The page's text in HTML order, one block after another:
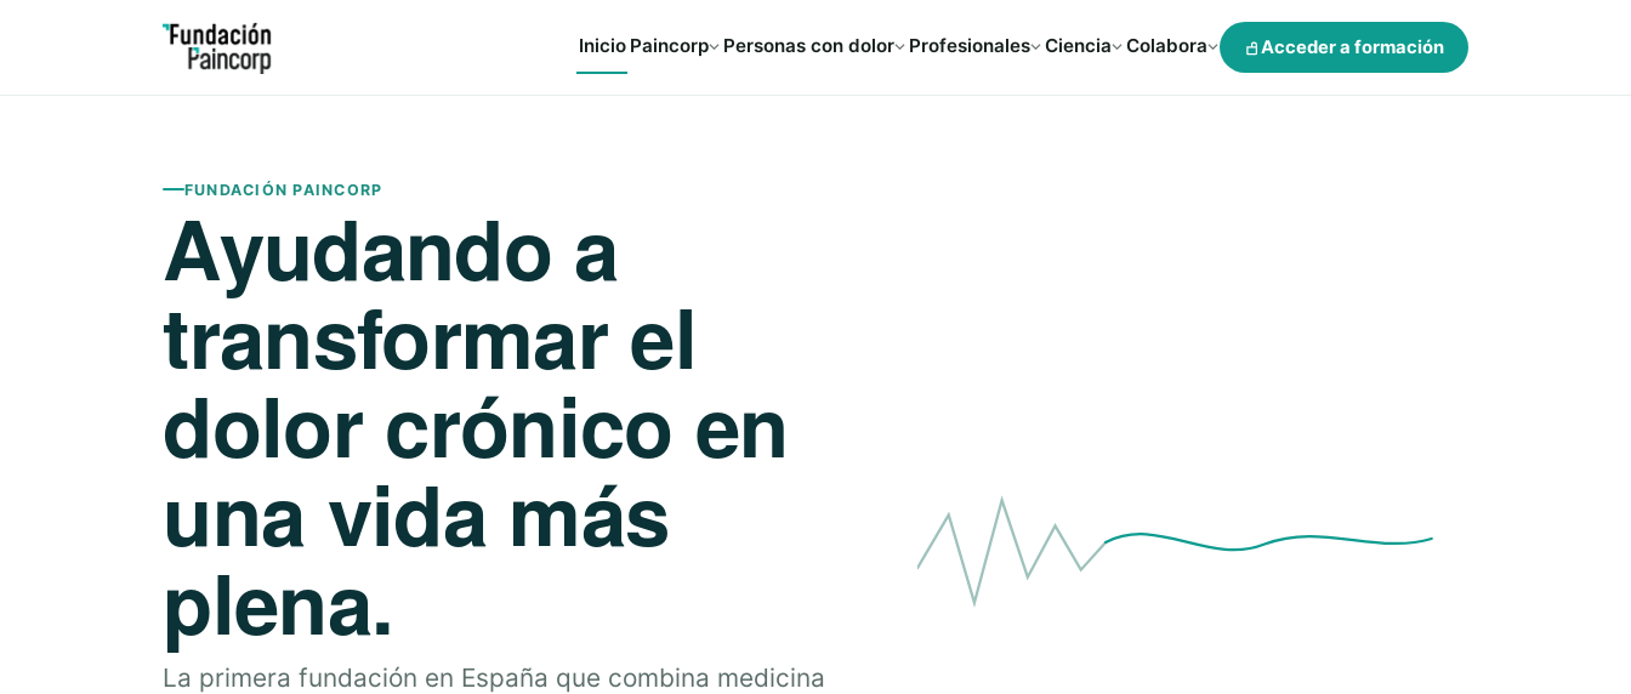
Inicio Paincorp Personas con dolor Profesionales Ciencia Colabora Acceder a formación
FUNDACIÓN PAINCORP
Ayudando a
transformar el
dolor crónico en
una vida más
plena.
La primera fundación en España que combina medicina